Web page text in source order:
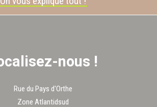
nous !
Rue du Pays d'Orthe
Zone Atlantidsud